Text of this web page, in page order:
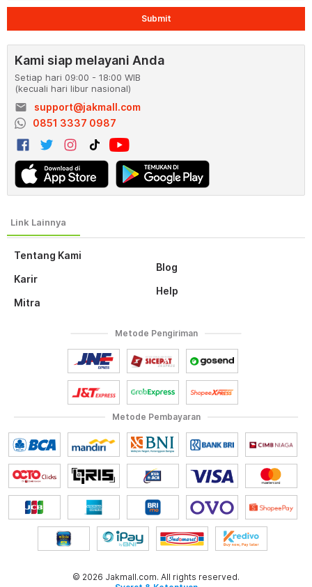
Tentang Kami
Karir
Mitra
Blog
Help
Submit
Kami siap melayani Anda
Setiap hari 09:00 - 18:00 WIB
(kecuali hari libur nasional)
email
support@jakmall.com
0851 3337 0987
Metode Pembayaran
Metode Pengiriman
© 2026 Jakmall.com. All rights reserved.